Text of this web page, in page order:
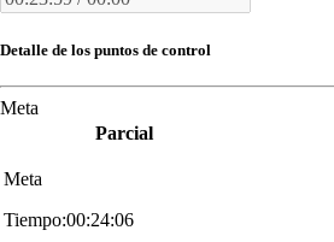
Detalle de los puntos de control
Meta
Parcial
Meta
Tiempo:00:24:06